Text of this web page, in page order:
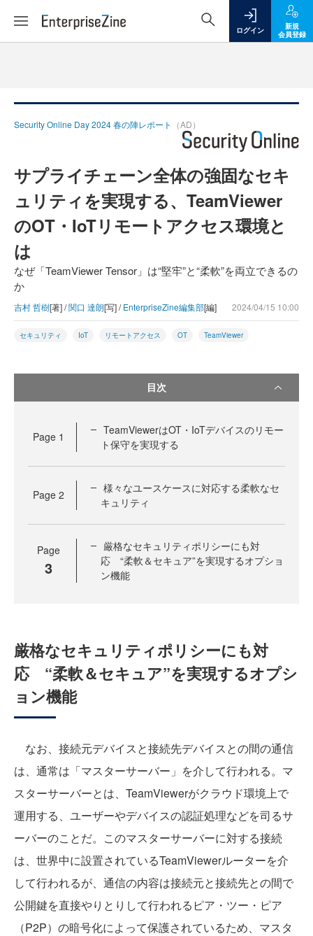
ログイン
新規
会員登録
Security Online Day 2024 春の陣レポート （AD）
サプライチェーン全体の強固なセキ
ュリティを実現する、TeamViewer
のOT・IoTリモートアクセス環境と
は
なぜ「TeamViewer Tensor」は“堅牢”と“柔軟”を両立できるの
か
吉村 哲樹[著] /関口 達朗[写] /EnterpriseZine編集部[編] 2024/04/15 10:00
セキュリティ IoT リモートアクセス OT TeamViewer
目次
Page 1
TeamViewerはOT・IoTデバイスのリモー
ト保守を実現する
Page 2
様々なユースケースに対応する柔軟なセ
キュリティ
Page
3
厳格なセキュリティポリシーにも対
応 “柔軟＆セキュア”を実現するオプショ
ン機能
厳格なセキュリティポリシーにも対
応 “柔軟＆セキュア”を実現するオプシ
ョン機能
なお、接続元デバイスと接続先デバイスとの間の通信
は、通常は「マスターサーバー」を介して行われる。マ
スターサーバーとは、TeamViewerがクラウド環境上で
運用する、ユーザーやデバイスの認証処理などを司るサ
ーバーのことだ。このマスターサーバーに対する接続
は、世界中に設置されているTeamViewerルーターを介
して行われるが、通信の内容は接続元と接続先との間で
公開鍵を直接やりとりして行われるピア・ツー・ピア
（P2P）の暗号化によって保護されているため、マスタ